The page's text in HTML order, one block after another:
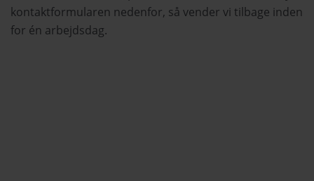
kontaktformularen nedenfor, så vender vi tilbage inden
for én arbejdsdag.